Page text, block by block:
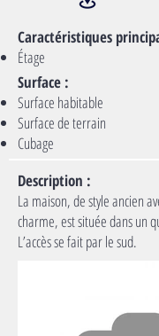
Caractéristiques
Étage
Surface :
Surface habitable
Surface de terrain
Cubage
Description :
La maison, de style ancien
charme, est située dans un
L’accès se fait par le sud.